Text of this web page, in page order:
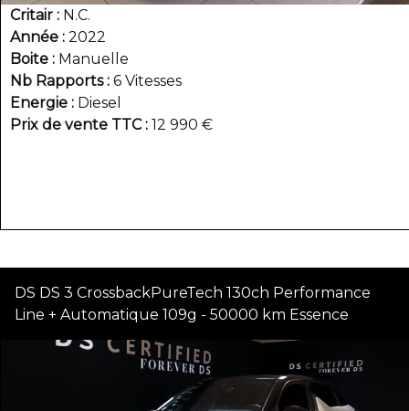
Critair
N.C.
Année 2022
Boite
Manuelle
Nb Rapports 6 Vitesses
Energie
Diesel
Prix de vente TTC 12 990 €
DS DS 3 CrossbackPureTech 130ch Performance
Line + Automatique 109g - 50000 km Essence